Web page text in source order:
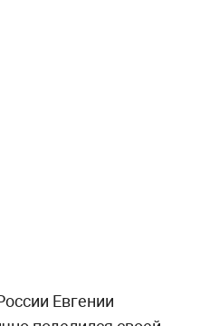
Евгении